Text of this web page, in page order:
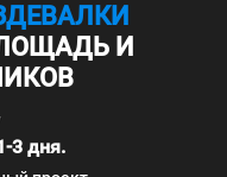
И
3 дня.